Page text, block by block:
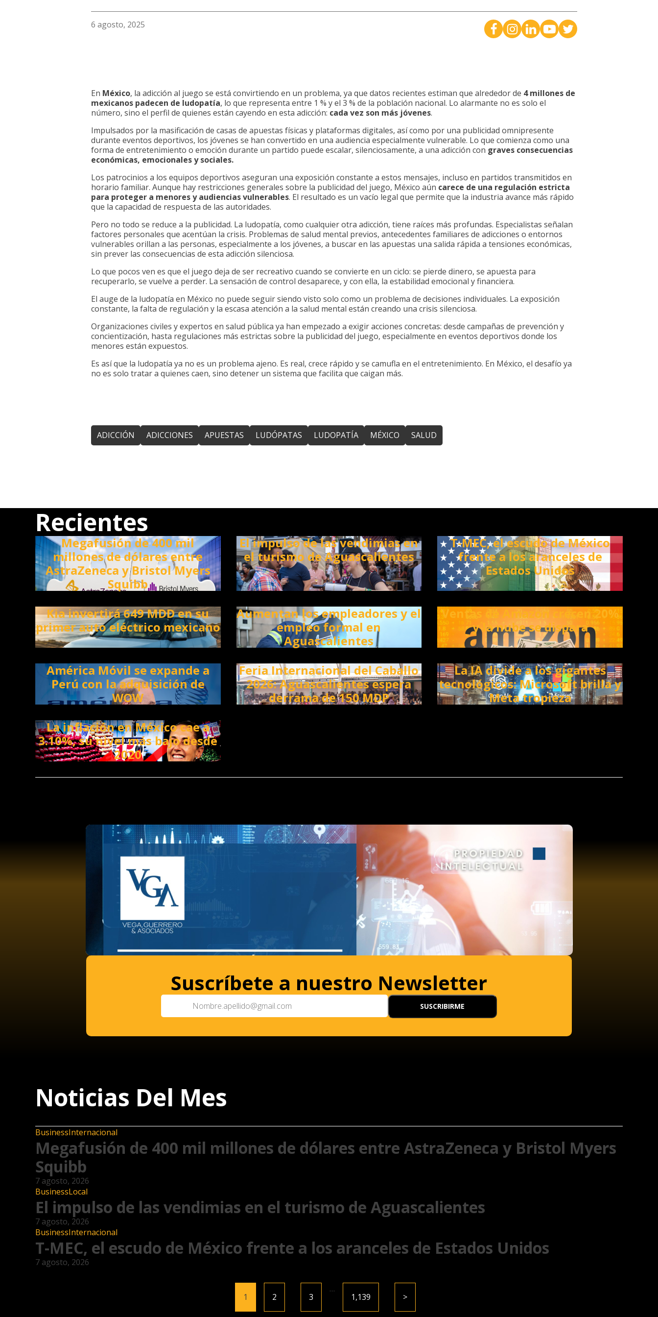
6 agosto, 2025
En México, la adicción al juego se está convirtiendo en un problema, ya que datos recientes estiman que alrededor de 4 millones de
mexicanos padecen de ludopatía, lo que representa entre 1 % y el 3 % de la población nacional. Lo alarmante no es solo el
número, sino el perfil de quienes están cayendo en esta adicción: cada vez son más jóvenes.
Impulsados por la masificación de casas de apuestas físicas y plataformas digitales, así como por una publicidad omnipresente
durante eventos deportivos, los jóvenes se han convertido en una audiencia especialmente vulnerable. Lo que comienza como una
forma de entretenimiento o emoción durante un partido puede escalar, silenciosamente, a una adicción con graves consecuencias
económicas, emocionales y sociales.
Los patrocinios a los equipos deportivos aseguran una exposición constante a estos mensajes, incluso en partidos transmitidos en
horario familiar. Aunque hay restricciones generales sobre la publicidad del juego, México aún carece de una regulación estricta
para proteger a menores y audiencias vulnerables. El resultado es un vacío legal que permite que la industria avance más rápido
que la capacidad de respuesta de las autoridades.
Pero no todo se reduce a la publicidad. La ludopatía, como cualquier otra adicción, tiene raíces más profundas. Especialistas señalan
factores personales que acentúan la crisis. Problemas de salud mental previos, antecedentes familiares de adicciones o entornos
vulnerables orillan a las personas, especialmente a los jóvenes, a buscar en las apuestas una salida rápida a tensiones económicas,
sin prever las consecuencias de esta adicción silenciosa.
Lo que pocos ven es que el juego deja de ser recreativo cuando se convierte en un ciclo: se pierde dinero, se apuesta para
recuperarlo, se vuelve a perder. La sensación de control desaparece, y con ella, la estabilidad emocional y financiera.
El auge de la ludopatía en México no puede seguir siendo visto solo como un problema de decisiones individuales. La exposición
constante, la falta de regulación y la escasa atención a la salud mental están creando una crisis silenciosa.
Organizaciones civiles y expertos en salud pública ya han empezado a exigir acciones concretas: desde campañas de prevención y
concientización, hasta regulaciones más estrictas sobre la publicidad del juego, especialmente en eventos deportivos donde los
menores están expuestos.
Es así que la ludopatía ya no es un problema ajeno. Es real, crece rápido y se camufla en el entretenimiento. En México, el desafío ya
no es solo tratar a quienes caen, sino detener un sistema que facilita que caigan más.
ADICCIÓN ADICCIONES APUESTAS LUDÓPATAS LUDOPATÍA MÉXICO SALUD
Recientes
Megafusión de 400 mil
millones de dólares entre
AstraZeneca y Bristol Myers
Squibb
El impulso de las vendimias en
el turismo de Aguascalientes
T-MEC, el escudo de México
frente a los aranceles de
Estados Unidos
Kia invertirá 649 MDD en su
primer auto eléctrico mexicano
Aumentan los empleadores y el
empleo formal en
Aguascalientes
Ventas de Amazon crecen 20%
y la nube se dispara
América Móvil se expande a
Perú con la adquisición de
WOW
Feria Internacional del Caballo
2026: Aguascalientes espera
derrama de 150 MDP
La IA divide a los gigantes
tecnológicos: Microsoft brilla y
Meta tropieza
La inflación en México cae a
3.10%, su nivel más bajo desde
2020
Suscríbete a nuestro Newsletter
Noticias Del Mes
BusinessInternacional
Megafusión de 400 mil millones de dólares entre AstraZeneca y Bristol Myers
Squibb
7 agosto, 2026
BusinessLocal
El impulso de las vendimias en el turismo de Aguascalientes
7 agosto, 2026
BusinessInternacional
T-MEC, el escudo de México frente a los aranceles de Estados Unidos
7 agosto, 2026
1 2 3
…
1,139 >